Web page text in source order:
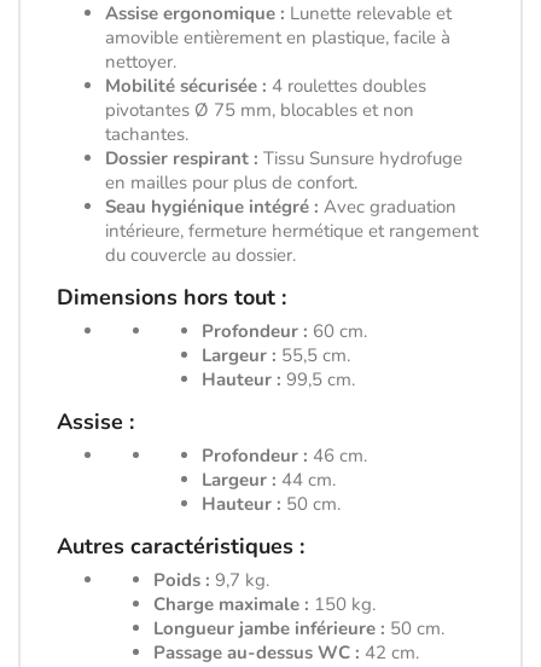
Assise ergonomique : Lunette relevable et
amovible entièrement en plastique, facile à
nettoyer.
Mobilité sécurisée : 4 roulettes doubles
pivotantes Ø 75 mm, blocables et non
tachantes.
Dossier respirant : Tissu Sunsure hydrofuge
en mailles pour plus de confort.
Seau hygiénique intégré : Avec graduation
intérieure, fermeture hermétique et rangement
du couvercle au dossier.
Dimensions hors tout :
Profondeur : 60 cm.
Largeur : 55,5 cm.
Hauteur : 99,5 cm.
Assise :
Profondeur : 46 cm.
Largeur : 44 cm.
Hauteur : 50 cm.
Autres caractéristiques :
Poids : 9,7 kg.
Charge maximale : 150 kg.
Longueur jambe inférieure : 50 cm.
Passage au-dessus WC : 42 cm.